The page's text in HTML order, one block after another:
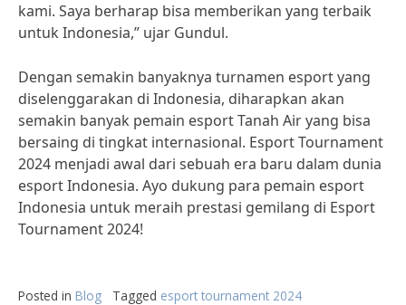
kami. Saya berharap bisa memberikan yang terbaik
untuk Indonesia,” ujar Gundul.
Dengan semakin banyaknya turnamen esport yang
diselenggarakan di Indonesia, diharapkan akan
semakin banyak pemain esport Tanah Air yang bisa
bersaing di tingkat internasional. Esport Tournament
2024 menjadi awal dari sebuah era baru dalam dunia
esport Indonesia. Ayo dukung para pemain esport
Indonesia untuk meraih prestasi gemilang di Esport
Tournament 2024!
Posted in Blog Tagged esport tournament 2024